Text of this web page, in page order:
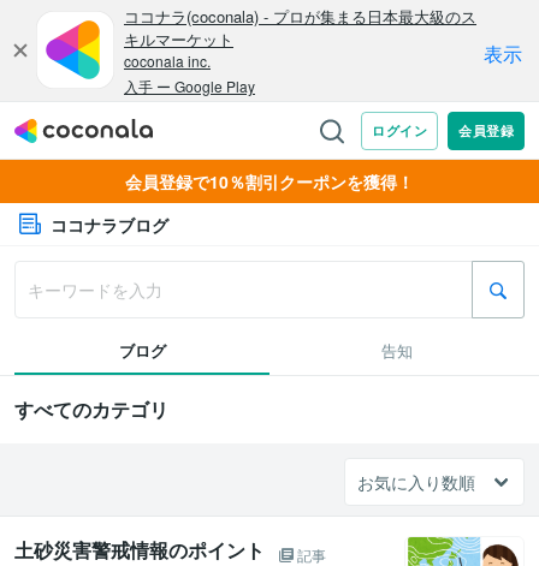
会員登録で10％割引クーポンを獲得！
ココナラブログ
ブログ 告知
すべてのカテゴリ
土砂災害警戒情報のポイント
記事